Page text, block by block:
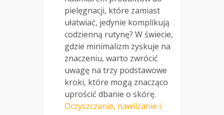
pielęgnacji, które zamiast
ułatwiać, jedynie komplikują
codzienną rutynę? W świecie,
gdzie minimalizm zyskuje na
znaczeniu, warto zwrócić
uwagę na trzy podstawowe
kroki, które mogą znacząco
uprościć dbanie o skórę.
Oczyszczanie, nawilżanie i